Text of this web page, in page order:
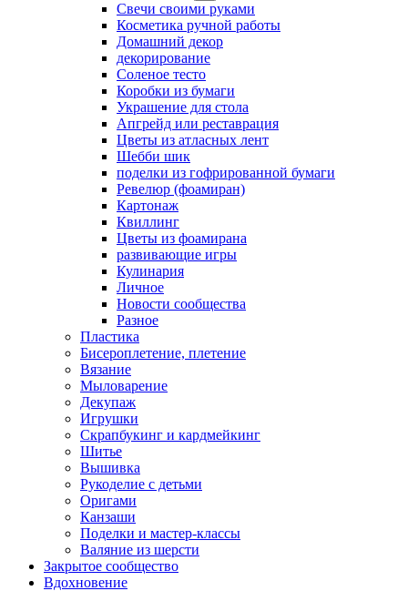
Свечи своими руками
Косметика ручной работы
Домашний декор
декорирование
Соленое тесто
Коробки из бумаги
Украшение для стола
Апгрейд или реставрация
Цветы из атласных лент
Шебби шик
поделки из гофрированной бумаги
Ревелюр (фоамиран)
Картонаж
Квиллинг
Цветы из фоамирана
развивающие игры
Кулинария
Личное
Новости сообщества
Разное
Пластика
Бисероплетение, плетение
Вязание
Мыловарение
Декупаж
Игрушки
Скрапбукинг и кардмейкинг
Шитье
Вышивка
Рукоделие с детьми
Оригами
Канзаши
Поделки и мастер-классы
Валяние из шерсти
Закрытое сообщество
Вдохновение